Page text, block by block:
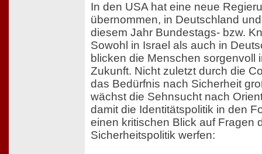
In den USA hat eine neue
übernommen, in Deutschland
diesem Jahr Bundestags- bzw.
Sowohl in Israel als auch in
blicken die Menschen sorgenvoll
Zukunft. Nicht zuletzt durch die
das Bedürfnis nach Sicherheit
wächst die Sehnsucht nach
damit die Identitätspolitik in den
einen kritischen Blick auf Fragen
Sicherheitspolitik werfen: